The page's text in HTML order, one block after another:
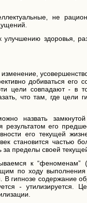
не
здоровья,
добиваться его
цели совпадают - в
что там, где цели
назвать
его
его текущей
становится частью
пределы своей
к “феноменам”
по ходу
гипнозе содержание
-